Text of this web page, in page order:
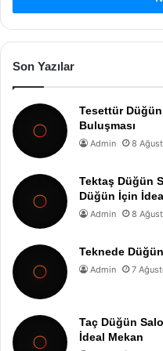
Son Yazılar
Tesettür Düğün
Buluşması
Admin 8
Tektaş Düğün
Düğün İçin
Admin 8
Teknede
Admin 7
Taç Düğün
İdeal Mekan